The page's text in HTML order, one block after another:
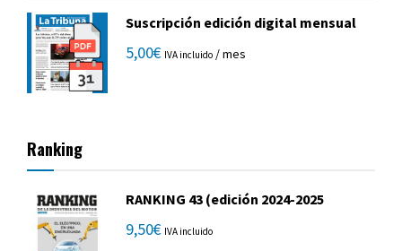
Suscripción edición digital mensual
5,00€ IVA incluido / mes
Ranking
RANKING 43 (edición 2024-2025
9,50€ IVA incluido